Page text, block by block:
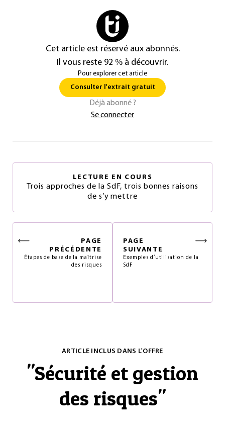
Cet article est réservé aux abonnés.
Il vous reste 92 % à découvrir.
Pour explorer cet article
Consulter l'extrait gratuit
Déjà abonné ?
Se connecter
LECTURE EN COURS
Trois approches de la SdF, trois bonnes raisons
de s’y mettre
PAGE
PRÉCÉDENTE
Étapes de base de la maîtrise
des risques
PAGE
SUIVANTE
Exemples d’utilisation de la
SdF
ARTICLE INCLUS DANS L'OFFRE
"Sécurité et gestion
des risques"